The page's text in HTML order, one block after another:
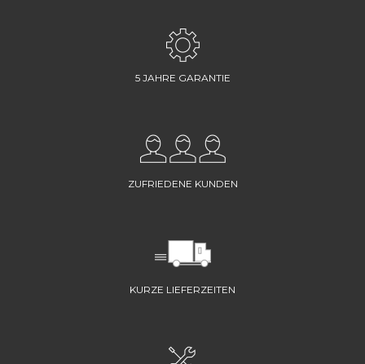
5 JAHRE GARANTIE
ZUFRIEDENE KUNDEN
KURZE LIEFERZEITEN